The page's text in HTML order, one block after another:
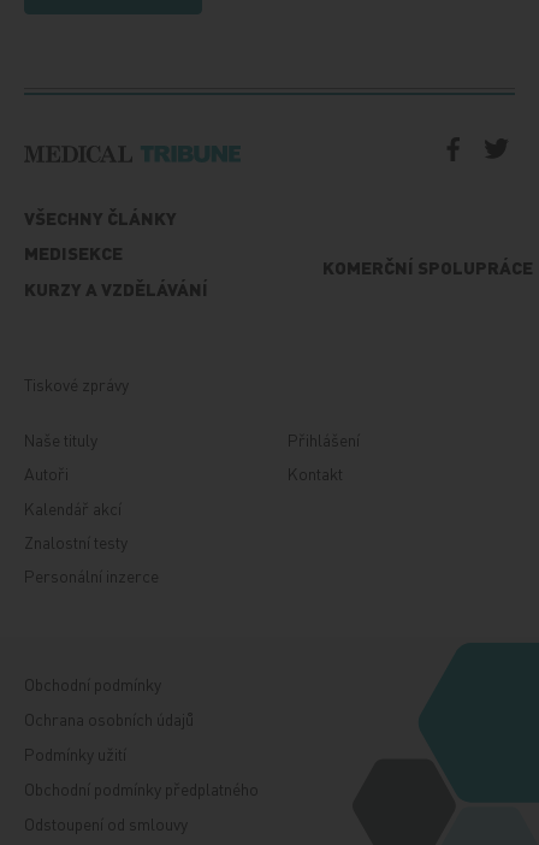
VŠECHNY ČLÁNKY
MEDISEKCE
KURZY A VZDĚLÁVÁNÍ
KOMERČNÍ SPOLUPRÁCE
Tiskové zprávy
Naše tituly
Autoři
Kalendář akcí
Znalostní testy
Personální inzerce
Přihlášení
Kontakt
Obchodní podmínky
Ochrana osobních údajů
Podmínky užití
Obchodní podmínky předplatného
Odstoupení od smlouvy